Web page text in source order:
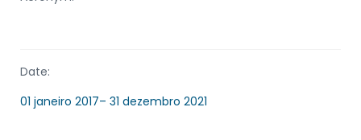
Date:
01 janeiro 2017– 31 dezembro 2021